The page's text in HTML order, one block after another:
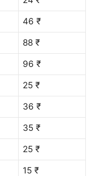
46 ₹
88 ₹
96 ₹
25 ₹
36 ₹
35 ₹
25 ₹
15 ₹